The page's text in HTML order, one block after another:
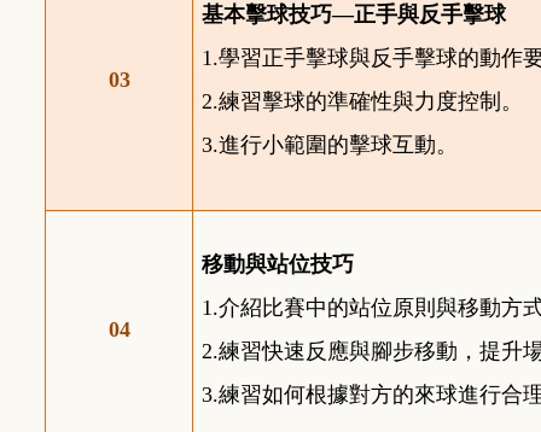
03
基本擊球技巧—正手與反手擊球
1.學習正手擊球與反手擊球的動作
2.練習擊球的準確性與力度控制。
3.進行小範圍的擊球互動。
04
移動與站位技巧
1.介紹比賽中的站位原則與移動方
2.練習快速反應與腳步移動，提升
3.練習如何根據對方的來球進行合